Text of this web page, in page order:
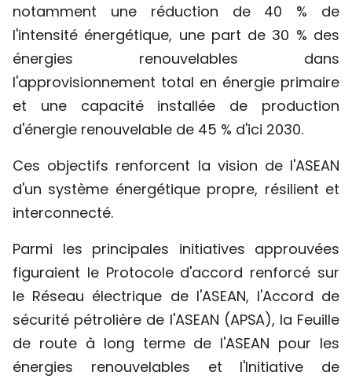
notamment une réduction de 40 % de
l'intensité énergétique, une part de 30 % des
énergies renouvelables dans
l'approvisionnement total en énergie primaire
et une capacité installée de production
d'énergie renouvelable de 45 % d'ici 2030.
Ces objectifs renforcent la vision de l'ASEAN
d'un système énergétique propre, résilient et
interconnecté.
Parmi les principales initiatives approuvées
figuraient le Protocole d'accord renforcé sur
le Réseau électrique de l'ASEAN, l'Accord de
sécurité pétrolière de l'ASEAN (APSA), la Feuille
de route à long terme de l'ASEAN pour les
énergies renouvelables et l'Initiative de